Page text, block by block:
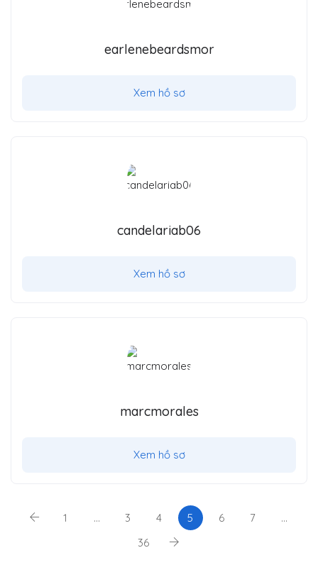
earlenebeardsmor
Xem hồ sơ
candelariab06
Xem hồ sơ
marcmorales
Xem hồ sơ
1 … 3 4 5 6 7
…
36